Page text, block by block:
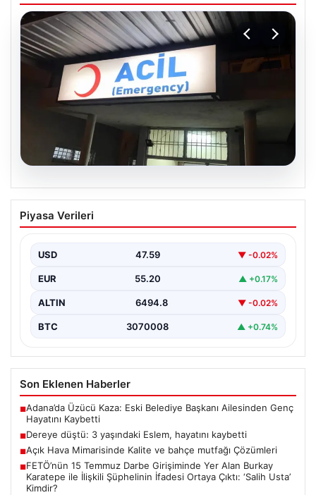
05.08.2026
Dereye düştü: 3 yaşındaki Eslem,
hayatını kaybetti
Piyasa Verileri
USD 47.59 ▼ -0.02%
EUR 55.20 ▲ +0.17%
ALTIN 6494.8 ▼ -0.02%
BTC 3070008 ▲ +0.74%
Son Eklenen Haberler
■Adana’da Üzücü Kaza: Eski Belediye Başkanı Ailesinden Genç
Hayatını Kaybetti
■Dereye düştü: 3 yaşındaki Eslem, hayatını kaybetti
■Açık Hava Mimarisinde Kalite ve bahçe mutfağı Çözümleri
■FETÖ’nün 15 Temmuz Darbe Girişiminde Yer Alan Burkay
Karatepe ile İlişkili Şüphelinin İfadesi Ortaya Çıktı: ‘Salih Usta’
Kimdir?